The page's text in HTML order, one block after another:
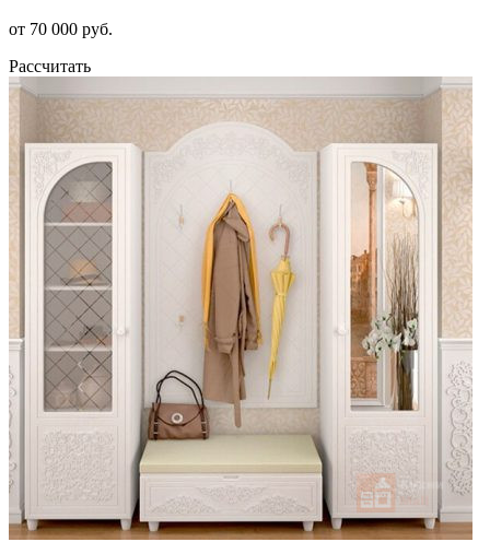
от 70 000 руб.
Рассчитать